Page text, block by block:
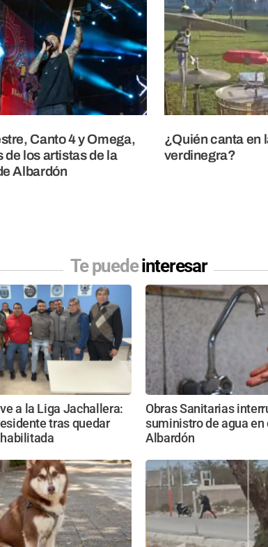
Canto 4 y Omega,
de los artistas de la
Albardón
¿Quién canta en
verdinegra?
Te puedeinteresar
a la Liga Jachallera:
tras quedar
Obras Sanitarias
suministro de agua en
Albardón